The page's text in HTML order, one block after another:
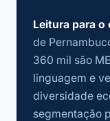
Leitura para o
de
360 mil são
linguagem e
diversidade
segmentação